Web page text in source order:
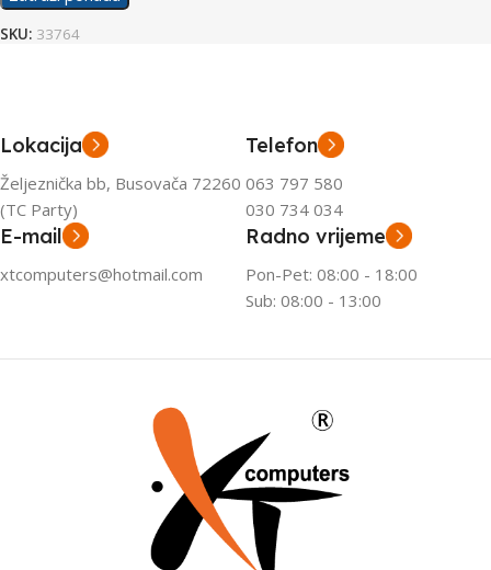
SKU: 33764
Lokacija
Željeznička bb, Busovača 72260
(TC Party)
Telefon
063 797 580
030 734 034
E-mail
xtcomputers@hotmail.com
Radno vrijeme
Pon-Pet: 08:00 - 18:00
Sub: 08:00 - 13:00